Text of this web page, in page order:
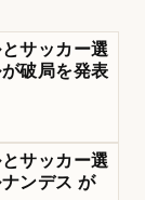
サッカー選
破局を発表
サッカー選
ンデス が